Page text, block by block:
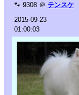
🐾 9308 ＠ テンスケ
2015-09-23
01:00:03